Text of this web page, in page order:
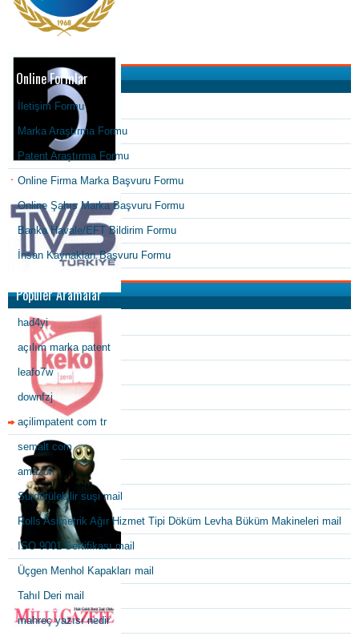
Online Formlar
İletişim Formu
Marka Araştırma Formu
Patent Araştırma Formu
Online Firma Marka Başvuru Formu
Online Şahıs Marka Başvuru Formu
Banka Havale/EFT Bildirim Formu
İnsan Kaynakları Başvuru Formu
Popüler Aramalar
had4yi
açılım marka patent
leafo7w
downfzj
açilimpatent com tr
semalt com
amazon
Sürdürülebilir suşi mail
Rolls Asimetrik Ağır Hizmet Tipi Döküm Levha Büküm Makineleri mail
ISO 9001 Sertifikası mail
Üçgen Menhol Kapakları mail
Tahıl Deri mail
mahreç yazısı nedir